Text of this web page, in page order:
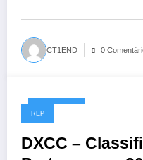
CT1END 0
06/07/2026
REP
DXCC –